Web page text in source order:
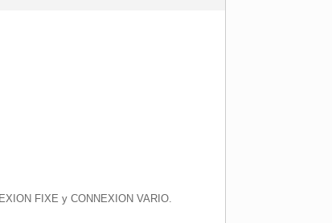
FIXE y CONNEXION VARIO.